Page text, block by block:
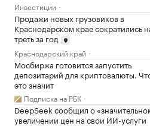
Инвестиции
Продажи новых грузовиков в
Краснодарском крае сократились
треть за год
Краснодарский край
Мосбиржа готовится запустить
депозитарий для криптовалюты.
это значит
Подписка на РБК
DeepSeek сообщил о
увеличении цен на свои ИИ-услуги